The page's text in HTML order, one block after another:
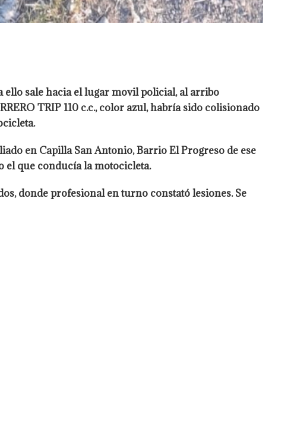
ello sale hacia el lugar movil policial, al arribo
TRIP 110 c.c., color azul, habría sido colisionado
en Capilla San Antonio, Barrio El Progreso de ese
el que conducía la motocicleta.
donde profesional en turno constató lesiones. Se